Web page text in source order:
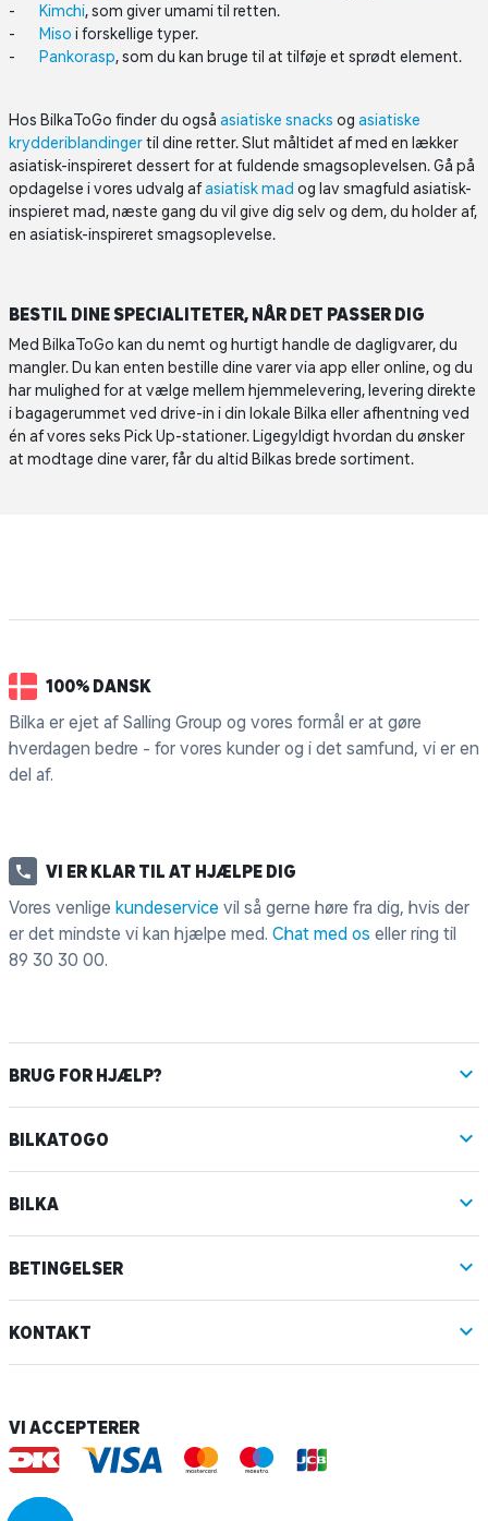
Kimchi, som giver umami til retten.
Miso i forskellige typer.
Pankorasp, som du kan bruge til at tilføje et sprødt element.
Hos BilkaToGo finder du også asiatiske snacks og asiatiske
krydderiblandingertil dine retter. Slut måltidet af med en lækker
asiatisk-inspireret dessert for at fuldende smagsoplevelsen. Gå på
opdagelse i vores udvalg afasiatisk mad og lav smagfuld asiatisk-
inspieret mad, næste gang du vil give dig selv og dem, du holder af,
en asiatisk-inspireret smagsoplevelse.
BESTIL DINE SPECIALITETER, NÅR DET PASSER DIG
Med BilkaToGo kan du nemt og hurtigt handle de dagligvarer, du
mangler. Du kan enten bestille dine varer via app eller online, og du
har mulighed for at vælge mellem hjemmelevering, levering direkte
i bagagerummet ved drive-in i din lokale Bilka eller afhentning ved
én af vores seks Pick Up-stationer. Ligegyldigt hvordan du ønsker
at modtage dine varer, får du altid Bilkas brede sortiment.
100% DANSK
Bilka er ejet af Salling Group og vores formål er at gøre
hverdagen bedre - for vores kunder og i det samfund, vi er en
del af.
VI ER KLAR TIL AT HJÆLPE DIG
Vores venlige kundeservice vil så gerne høre fra dig, hvis der
er det mindste vi kan hjælpe med. Chat med os eller ring til
89 30 30 00.
BRUG FOR HJÆLP?
BILKATOGO
BILKA
BETINGELSER
KONTAKT
VI ACCEPTERER